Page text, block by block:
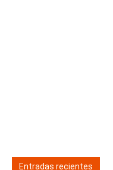
Entradas recientes